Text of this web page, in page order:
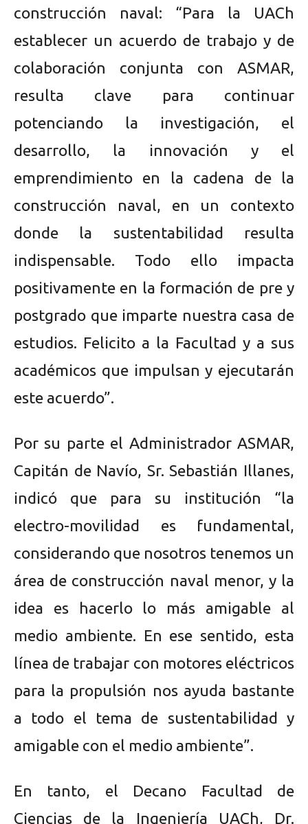
construcción naval: “Para la UACh
establecer un acuerdo de trabajo y de
colaboración conjunta con ASMAR,
resulta clave para continuar
potenciando la investigación, el
desarrollo, la innovación y el
emprendimiento en la cadena de la
construcción naval, en un contexto
donde la sustentabilidad resulta
indispensable. Todo ello impacta
positivamente en la formación de pre y
postgrado que imparte nuestra casa de
estudios. Felicito a la Facultad y a sus
académicos que impulsan y ejecutarán
este acuerdo”.
Por su parte el Administrador ASMAR,
Capitán de Navío, Sr. Sebastián Illanes,
indicó que para su institución “la
electro-movilidad es fundamental,
considerando que nosotros tenemos un
área de construcción naval menor, y la
idea es hacerlo lo más amigable al
medio ambiente. En ese sentido, esta
línea de trabajar con motores eléctricos
para la propulsión nos ayuda bastante
a todo el tema de sustentabilidad y
amigable con el medio ambiente”.
En tanto, el Decano Facultad de
Ciencias de la Ingeniería UACh, Dr.